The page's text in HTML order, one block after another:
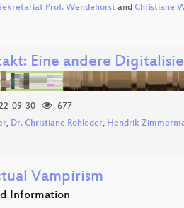
Prof. Wendehorst and Christiane
Eine andere
09-30
677
, Dr. Christiane Rohleder, Hendrik
Vampirism
Information